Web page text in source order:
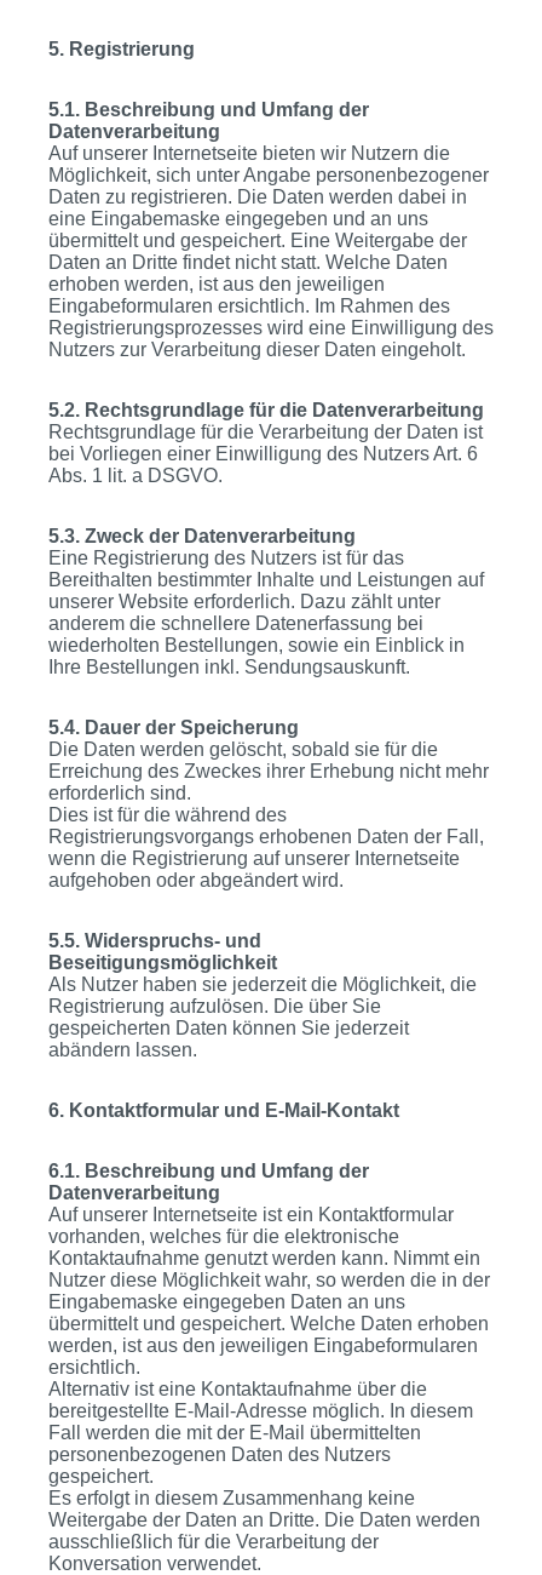
5. Registrierung
5.1. Beschreibung und Umfang der
Datenverarbeitung
Auf unserer Internetseite bieten wir Nutzern die
Möglichkeit, sich unter Angabe personenbezogener
Daten zu registrieren. Die Daten werden dabei in
eine Eingabemaske eingegeben und an uns
übermittelt und gespeichert. Eine Weitergabe der
Daten an Dritte findet nicht statt. Welche Daten
erhoben werden, ist aus den jeweiligen
Eingabeformularen ersichtlich. Im Rahmen des
Registrierungsprozesses wird eine Einwilligung des
Nutzers zur Verarbeitung dieser Daten eingeholt.
5.2. Rechtsgrundlage für die Datenverarbeitung
Rechtsgrundlage für die Verarbeitung der Daten ist
bei Vorliegen einer Einwilligung des Nutzers Art. 6
Abs. 1 lit. a DSGVO.
5.3. Zweck der Datenverarbeitung
Eine Registrierung des Nutzers ist für das
Bereithalten bestimmter Inhalte und Leistungen auf
unserer Website erforderlich. Dazu zählt unter
anderem die schnellere Datenerfassung bei
wiederholten Bestellungen, sowie ein Einblick in
Ihre Bestellungen inkl. Sendungsauskunft.
5.4. Dauer der Speicherung
Die Daten werden gelöscht, sobald sie für die
Erreichung des Zweckes ihrer Erhebung nicht mehr
erforderlich sind.
Dies ist für die während des
Registrierungsvorgangs erhobenen Daten der Fall,
wenn die Registrierung auf unserer Internetseite
aufgehoben oder abgeändert wird.
5.5. Widerspruchs- und
Beseitigungsmöglichkeit
Als Nutzer haben sie jederzeit die Möglichkeit, die
Registrierung aufzulösen. Die über Sie
gespeicherten Daten können Sie jederzeit
abändern lassen.
6. Kontaktformular und E-Mail-Kontakt
6.1. Beschreibung und Umfang der
Datenverarbeitung
Auf unserer Internetseite ist ein Kontaktformular
vorhanden, welches für die elektronische
Kontaktaufnahme genutzt werden kann. Nimmt ein
Nutzer diese Möglichkeit wahr, so werden die in der
Eingabemaske eingegeben Daten an uns
übermittelt und gespeichert. Welche Daten erhoben
werden, ist aus den jeweiligen Eingabeformularen
ersichtlich.
Alternativ ist eine Kontaktaufnahme über die
bereitgestellte E-Mail-Adresse möglich. In diesem
Fall werden die mit der E-Mail übermittelten
personenbezogenen Daten des Nutzers
gespeichert.
Es erfolgt in diesem Zusammenhang keine
Weitergabe der Daten an Dritte. Die Daten werden
ausschließlich für die Verarbeitung der
Konversation verwendet.